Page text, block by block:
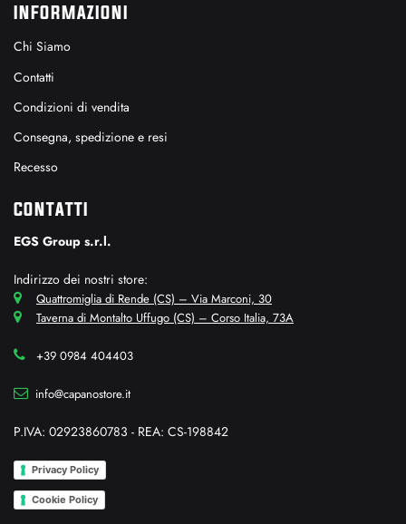
INFORMAZIONI
Chi Siamo
Contatti
Condizioni di vendita
Consegna, spedizione e resi
Recesso
CONTATTI
EGS Group s.r.l.
Indirizzo dei nostri store:
Quattromiglia di Rende (CS) – Via Marconi, 30
Taverna di Montalto Uffugo (CS) – Corso Italia, 73A
+39 0984 404403
info@capanostore.it
P.IVA: 02923860783 - REA: CS-198842
Privacy Policy
Cookie Policy